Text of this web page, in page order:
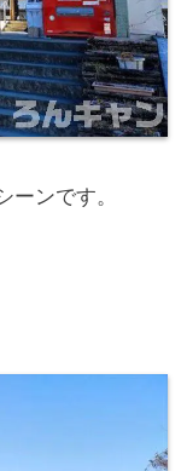
ーンです。